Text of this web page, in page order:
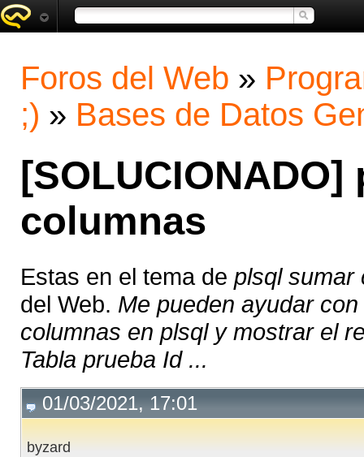
Foros del Web »
;) » Bases de Datos
columnas
Estas en el tema de plsql sumar
del Web. Me pueden ayudar
columnas en plsql y mostrar el
Tabla prueba Id ...
01/03/2021, 17:01
byzard